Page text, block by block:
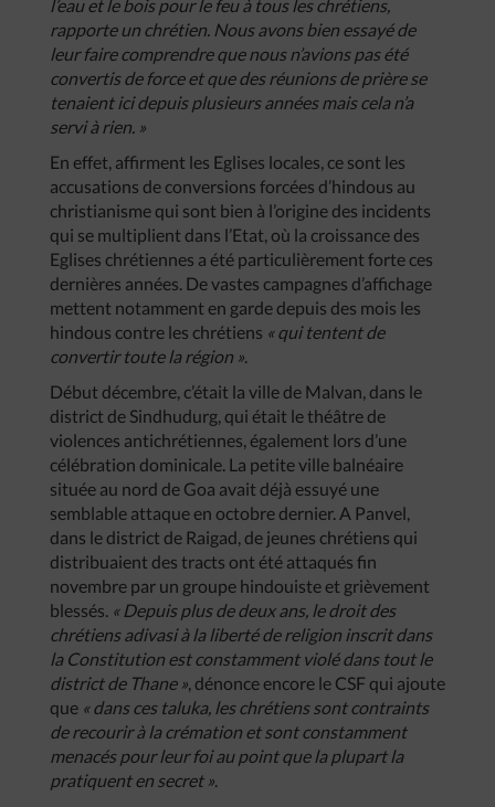
l’eau et le bois pour le feu à tous les chrétiens,
rapporte un chrétien. Nous avons bien essayé de
leur faire comprendre que nous n’avions pas été
convertis de force et que des réunions de prière se
tenaient ici depuis plusieurs années mais cela n’a
servi à rien. »
En effet, affirment les Eglises locales, ce sont les
accusations de conversions forcées d’hindous au
christianisme qui sont bien à l’origine des incidents
qui se multiplient dans l’Etat, où la croissance des
Eglises chrétiennes a été particulièrement forte ces
dernières années. De vastes campagnes d’affichage
mettent notamment en garde depuis des mois les
hindous contre les chrétiens « qui tentent de
convertir toute la région ».
Début décembre, c’était la ville de Malvan, dans le
district de Sindhudurg, qui était le théâtre de
violences antichrétiennes, également lors d’une
célébration dominicale. La petite ville balnéaire
située au nord de Goa avait déjà essuyé une
semblable attaque en octobre dernier. A Panvel,
dans le district de Raigad, de jeunes chrétiens qui
distribuaient des tracts ont été attaqués fin
novembre par un groupe hindouiste et grièvement
blessés. « Depuis plus de deux ans, le droit des
chrétiens adivasi à la liberté de religion inscrit dans
la Constitution est constamment violé dans tout le
district de Thane », dénonce encore le CSF qui ajoute
que « dans ces taluka, les chrétiens sont contraints
de recourir à la crémation et sont constamment
menacés pour leur foi au point que la plupart la
pratiquent en secret ».